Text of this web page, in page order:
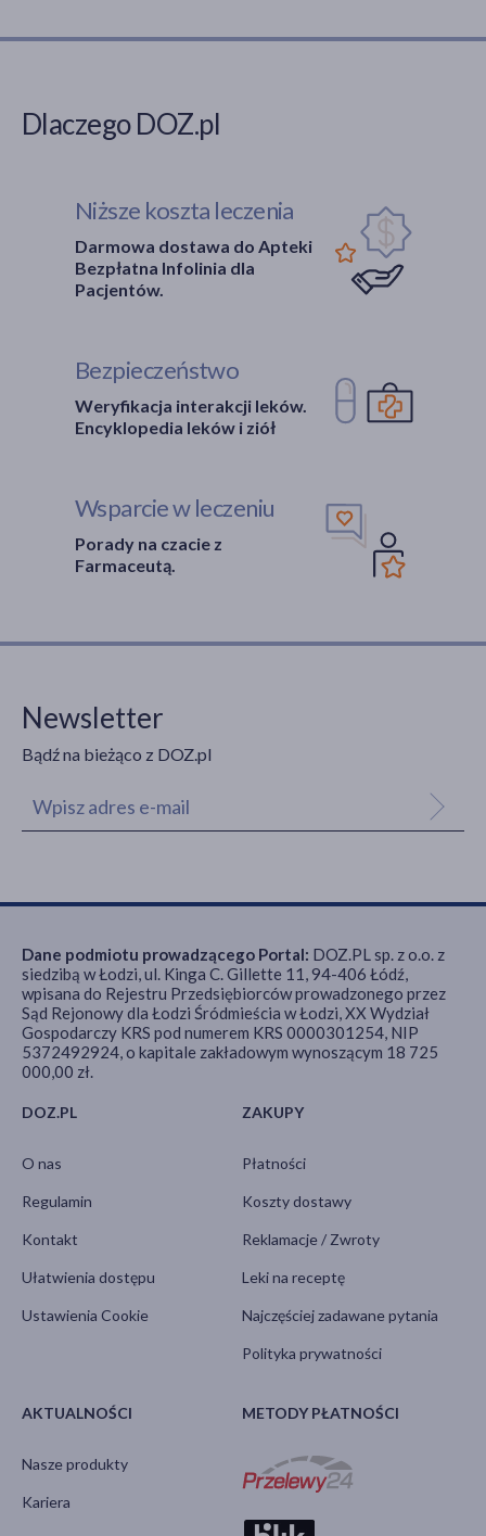
Dlaczego DOZ.pl
Niższe koszta leczenia
Darmowa dostawa do Apteki
Bezpłatna Infolinia dla
Pacjentów.
Bezpieczeństwo
Weryfikacja interakcji leków.
Encyklopedia leków i ziół
Wsparcie w leczeniu
Porady na czacie z
Farmaceutą.
Newsletter
Bądź na bieżąco z DOZ.pl
DOZ.PL
O nas
Regulamin
Kontakt
Ułatwienia dostępu
Ustawienia Cookie
ZAKUPY
Płatności
Koszty dostawy
Reklamacje / Zwroty
Leki na receptę
Najczęściej zadawane pytania
Polityka prywatności
AKTUALNOŚCI
Nasze produkty
Kariera
METODY PŁATNOŚCI
Dane podmiotu prowadzącego Portal: DOZ.PL sp. z o.o. z
siedzibą w Łodzi, ul. Kinga C. Gillette 11, 94-406 Łódź,
wpisana do Rejestru Przedsiębiorców prowadzonego przez
Sąd Rejonowy dla Łodzi Śródmieścia w Łodzi, XX Wydział
Gospodarczy KRS pod numerem KRS 0000301254, NIP
5372492924, o kapitale zakładowym wynoszącym 18 725
000,00 zł.